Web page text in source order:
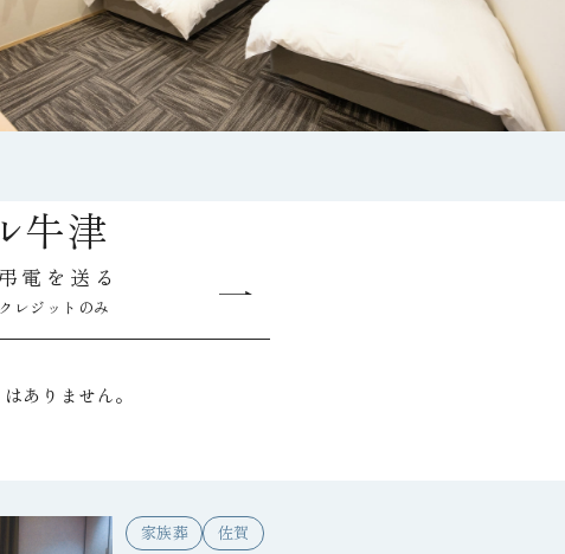
牛津
電を送る
レジットのみ
ありません。
家族葬 佐賀